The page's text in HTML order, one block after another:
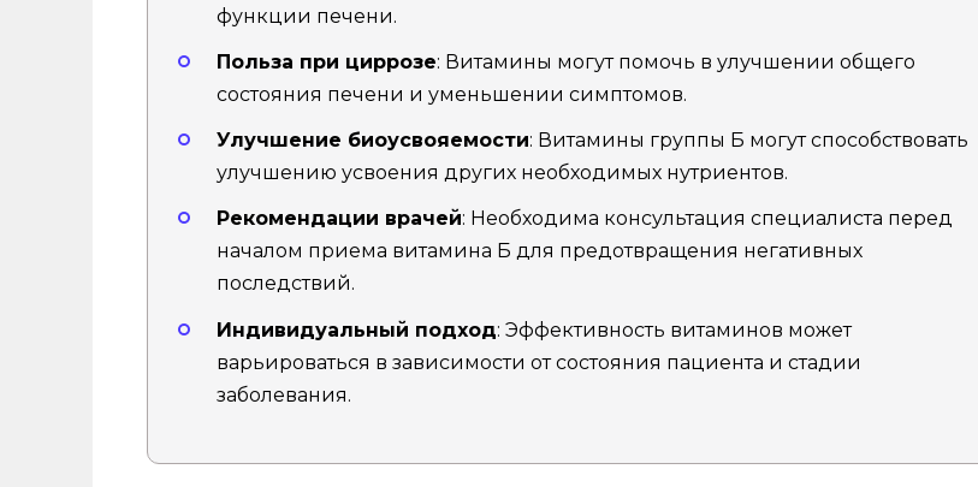
функции печени.
Польза при циррозе: Витамины могут помочь в улучшении общего
состояния печени и уменьшении симптомов.
Улучшение биоусвояемости: Витамины группы Б могут способствовать
улучшению усвоения других необходимых нутриентов.
Рекомендации врачей: Необходима консультация специалиста перед
началом приема витамина Б для предотвращения негативных
последствий.
Индивидуальный подход: Эффективность витаминов может
варьироваться в зависимости от состояния пациента и стадии
заболевания.